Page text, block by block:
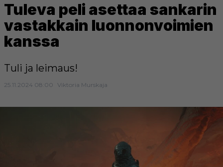
Tuleva peli asettaa sankarin
vastakkain luonnonvoimien
kanssa
Tuli ja leimaus!
25.11.2024 08:00 Viktoria Murskaja